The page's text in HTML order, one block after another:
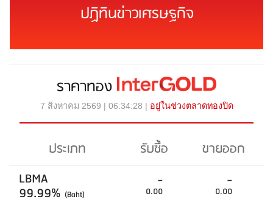
ปฏิทินข่าวเศรษฐกิจ
ราคาทอง
7 สิงหาคม 2569 | 06:34:28 | อยู่ในช่วงตลาดทองปิด
ประเภท รับซื้อ
ขายออก
LBMA
99.99% (Baht)
-
0.00
-
0.00